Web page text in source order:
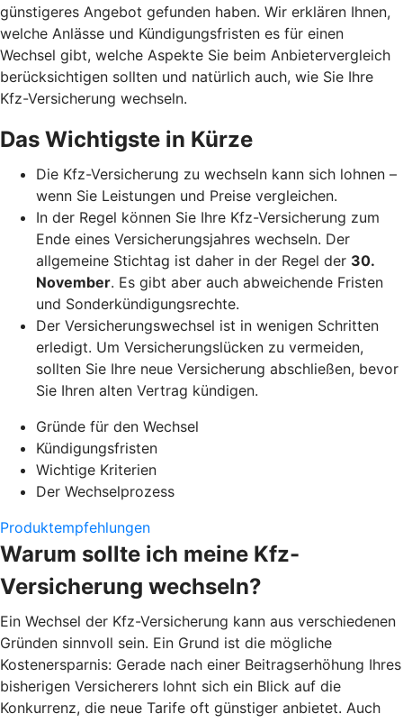
günstigeres Angebot gefunden haben. Wir erklären Ihnen,
welche Anlässe und Kündigungsfristen es für einen
Wechsel gibt, welche Aspekte Sie beim Anbietervergleich
berücksichtigen sollten und natürlich auch, wie Sie Ihre
Kfz-Versicherung wechseln.
Das Wichtigste in Kürze
Die Kfz-Versicherung zu wechseln kann sich lohnen –
wenn Sie Leistungen und Preise vergleichen.
In der Regel können Sie Ihre Kfz-Versicherung zum
Ende eines Versicherungsjahres wechseln. Der
allgemeine Stichtag ist daher in der Regel der 30.
November. Es gibt aber auch abweichende Fristen
und Sonderkündigungsrechte.
Der Versicherungswechsel ist in wenigen Schritten
erledigt. Um Versicherungslücken zu vermeiden,
sollten Sie Ihre neue Versicherung abschließen, bevor
Sie Ihren alten Vertrag kündigen.
Gründe für den Wechsel
Kündigungsfristen
Wichtige Kriterien
Der Wechselprozess
Produktempfehlungen
Warum sollte ich meine Kfz-
Versicherung wechseln?
Ein Wechsel der Kfz-Versicherung kann aus verschiedenen
Gründen sinnvoll sein. Ein Grund ist die mögliche
Kostenersparnis: Gerade nach einer Beitragserhöhung Ihres
bisherigen Versicherers lohnt sich ein Blick auf die
Konkurrenz, die neue Tarife oft günstiger anbietet. Auch